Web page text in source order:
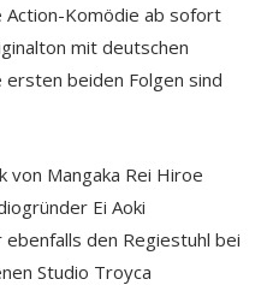
Action-Komödie ab sofort
mit deutschen
beiden Folgen sind
Mangaka Rei Hiroe
Ei Aoki
ebenfalls den Regiestuhl bei
Studio Troyca